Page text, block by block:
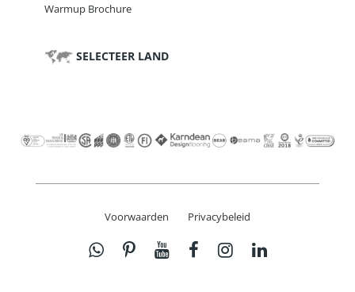
Warmup Brochure
SELECTEER LAND
Voorwaarden Privacybeleid